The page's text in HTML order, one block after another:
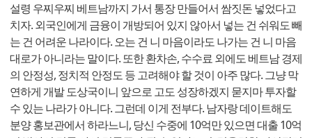
설령 우찌우찌 베트남까지 가서 통장 만들어서 쌈짓돈 넣었다고
치자. 외국인에게 금융이 개방되어 있지 않아서 넣는 건 쉬워도 빼
는 건 어려운 나라이다. 오는 건 니 마음이라도 나가는 건 니 마음
대로가 아니라는 말이다. 또한 환차손, 수수료 외에도 베트남 경제
의 안정성, 정치적 안정도 등 고려해야 할 것이 아주 많다. 그냥 막
연하게 개발 도상국이니 앞으로 고도 성장하겠지 묻지마 투자할
수 있는 나라가 아니다. 그런데 이게 전부다. 남자랑 데이트해도
분양 홍보관에서 하라느니, 당신 수중에 10억만 있으면 대출 10억